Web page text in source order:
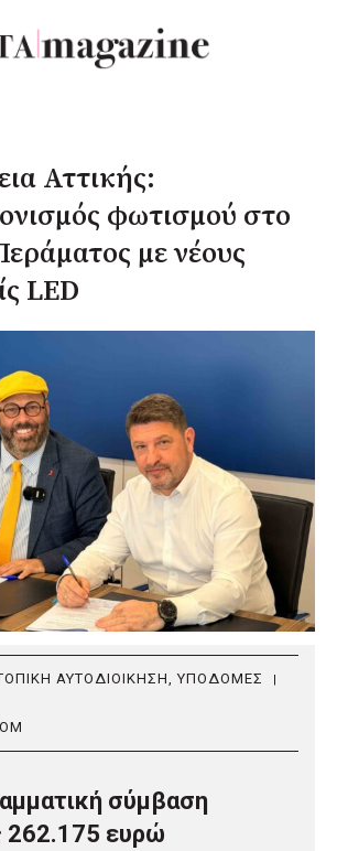
Αττικής:
φωτισμού στο
με νέους
LED
ΑΥΤΟΔΙΟΙΚΗΣΗ ,ΥΠΟΔΟΜΕΣ
|
σύμβαση
262.175 ευρώ